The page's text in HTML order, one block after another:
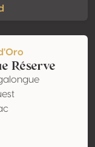
Réserve